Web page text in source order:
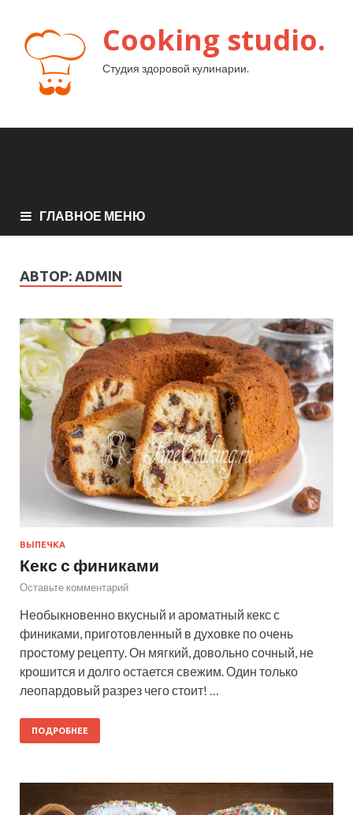
Cooking studio.
Студия здоровой кулинарии.
ГЛАВНОЕ МЕНЮ
АВТОР: ADMIN
ВЫПЕЧКА
Кекс с финиками
Оставьте комментарий
Необыкновенно вкусный и ароматный кекс с
финиками, приготовленный в духовке по очень
простому рецепту. Он мягкий, довольно сочный, не
крошится и долго остается свежим. Один только
леопардовый разрез чего стоит! …
ПОДРОБНЕЕ